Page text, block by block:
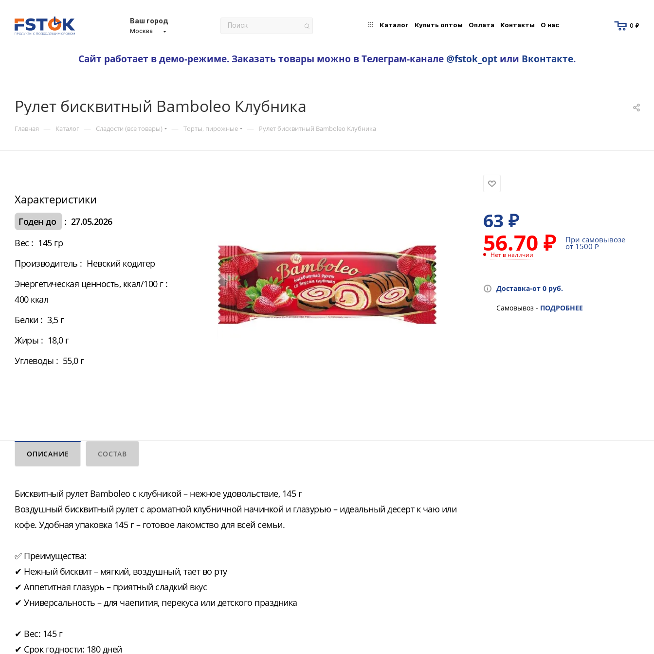
Ваш город
Москва
Каталог Купить оптом Оплата Контакты О нас 0 ₽
Сайт работает в демо-режиме. Заказать товары можно в Телеграм-канале @fstok_opt или Вконтакте.
Рулет бисквитный Bamboleo Клубника
Главная — Каталог — Сладости (все товары) — Торты, пирожные — Рулет бисквитный Bamboleo Клубника
Характеристики
Годен до : 27.05.2026
Вес : 145 гр
Производитель : Невский кодитер
Энергетическая ценность, ккал/100 г :
400 ккал
Белки : 3,5 г
Жиры : 18,0 г
Углеводы : 55,0 г
63 ₽
56.70 ₽ При самовывозе
от 1500 ₽
Нет в наличии
Доставка-от 0 руб.
Самовывоз - ПОДРОБНЕЕ
ОПИСАНИЕ СОСТАВ
Бисквитный рулет Bamboleo с клубникой – нежное удовольствие, 145 г
Воздушный бисквитный рулет с ароматной клубничной начинкой и глазурью – идеальный десерт к чаю или
кофе. Удобная упаковка 145 г – готовое лакомство для всей семьи.
✅ Преимущества:
✔ Нежный бисквит – мягкий, воздушный, тает во рту
✔ Аппетитная глазурь – приятный сладкий вкус
✔ Универсальность – для чаепития, перекуса или детского праздника
✔ Вес: 145 г
✔ Срок годности: 180 дней